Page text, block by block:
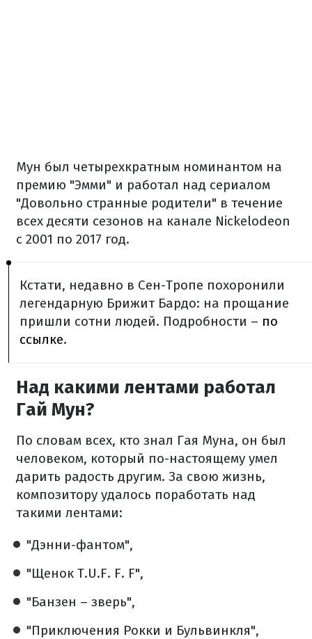
Мун был четырехкратным номинантом на
премию "Эмми" и работал над сериалом
"Довольно странные родители" в течение
всех десяти сезонов на канале Nickelodeon
с 2001 по 2017 год.
Кстати, недавно в Сен-Тропе похоронили
легендарную Брижит Бардо: на прощание
пришли сотни людей. Подробности – по
ссылке.
Над какими лентами работал
Гай Мун?
По словам всех, кто знал Гая Муна, он был
человеком, который по-настоящему умел
дарить радость другим. За свою жизнь,
композитору удалось поработать над
такими лентами:
"Дэнни-фантом",
"Щенок T.U.F. F. F",
"Банзен – зверь",
"Приключения Рокки и Бульвинкля",